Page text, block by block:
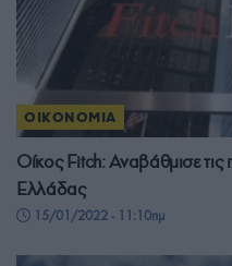
ΟΙΚΟΝΟΜΙΑ
Οίκος Fitch: Αναβάθμισε τις
Ελλάδας
15/01/2022 - 11:10πμ